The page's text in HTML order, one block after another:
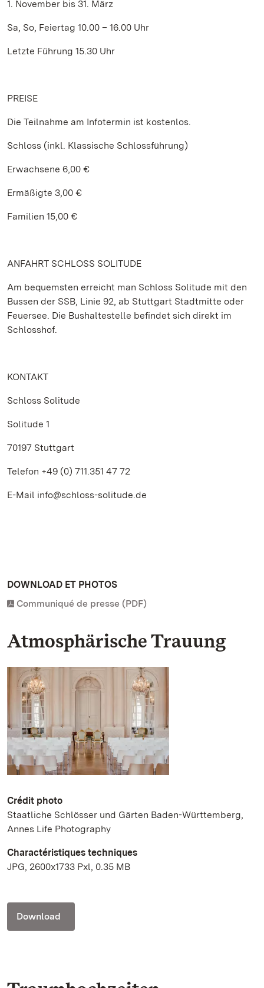
1. November bis 31. März
Sa, So, Feiertag 10.00 – 16.00 Uhr
Letzte Führung 15.30 Uhr
PREISE
Die Teilnahme am Infotermin ist kostenlos.
Schloss (inkl. Klassische Schlossführung)
Erwachsene 6,00 €
Ermäßigte 3,00 €
Familien 15,00 €
ANFAHRT SCHLOSS SOLITUDE
Am bequemsten erreicht man Schloss Solitude mit den
Bussen der SSB, Linie 92, ab Stuttgart Stadtmitte oder
Feuersee. Die Bushaltestelle befindet sich direkt im
Schlosshof.
KONTAKT
Schloss Solitude
Solitude 1
70197 Stuttgart
Telefon +49 (0) 711.351 47 72
E-Mail info@schloss-solitude.de
DOWNLOAD ET PHOTOS
Communiqué de presse (PDF)
Atmosphärische Trauung
Crédit photo
Staatliche Schlösser und Gärten Baden-Württemberg,
Annes Life Photography
Charactéristiques techniques
JPG, 2600x1733 Pxl, 0.35 MB
Download